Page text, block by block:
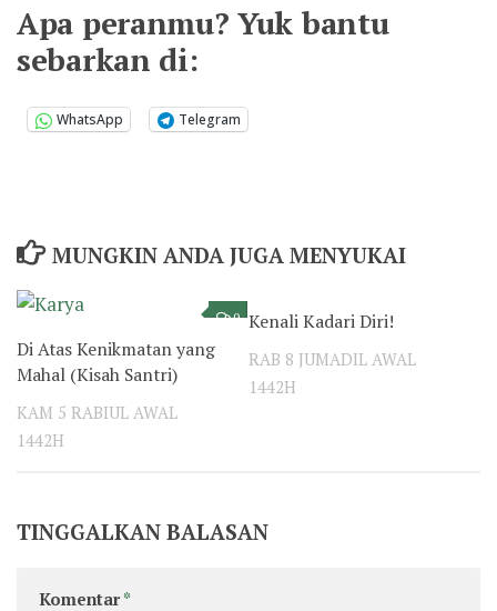
Apa peranmu? Yuk bantu
sebarkan di:
WhatsApp Telegram
MUNGKIN ANDA JUGA MENYUKAI
0
Di Atas Kenikmatan yang
Mahal (Kisah Santri)
KAM 5 RABIUL AWAL
1442H
Kenali Kadari Diri!
RAB 8 JUMADIL AWAL
1442H
TINGGALKAN BALASAN
Komentar*